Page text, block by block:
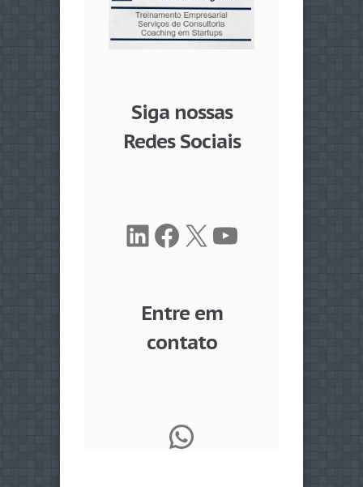
Siga nossas
Redes Sociais
LinkedIn
Facebook
X Youtube
Entre em
contato
WhatsApp